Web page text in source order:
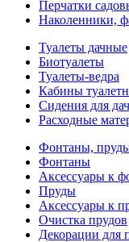
Перчатки
Наколенники,
Туалеты дачные
Биотуалеты
Туалеты-ведра
Кабины
Сидения для
Расходные
Фонтаны,
Фонтаны
Аксессуары к
Пруды
Аксессуары к
Очистка прудов
Декорации для